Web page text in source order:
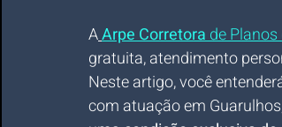
AArpe Corretora de Planos
gratuita, atendimento
Neste artigo, você
com atuação em